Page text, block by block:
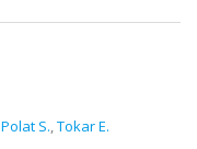
Polat S.,Tokar E.